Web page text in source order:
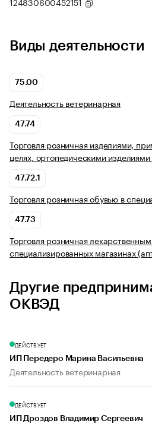
Виды деятельности
75.00
Деятельность ветеринарная
47.74
Торговля розничная изделиями,
целях, ортопедическими
47.72.1
Торговля розничная обувью в
47.73
Торговля розничная
специализированных магазинах
Другие
ОКВЭД
ДЕЙСТВУЕТ
ИП Передеро Марина Васильевна
Деятельность ветеринарная
ДЕЙСТВУЕТ
ИП Дроздов Владимир Сергеевич